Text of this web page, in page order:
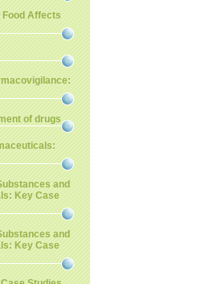
Food Affects
of drugs
and
Key Case
and
Key Case